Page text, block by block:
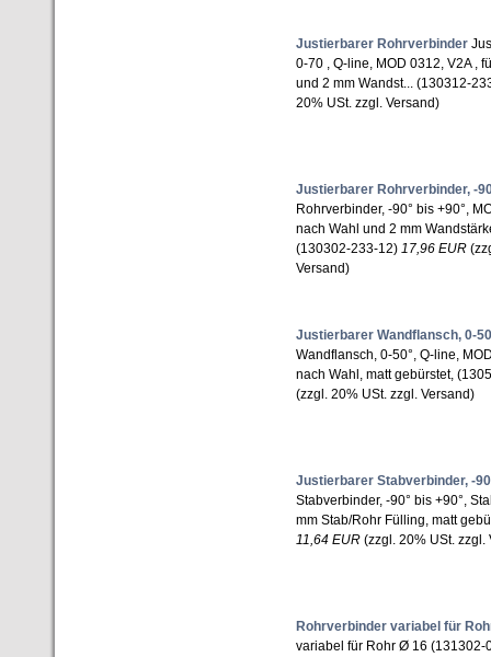
Justierbarer Rohrverbinder
0-70 , Q-line, MOD 0312, V2A ,
und 2 mm Wandst... (130312-
20% USt. zzgl. Versand)
Justierbarer Rohrverbinder, -
Rohrverbinder, -90° bis +90°,
nach Wahl und 2 mm
(130302-233-12) 17,96 EUR
Versand)
Justierbarer Wandflansch, 0-
Wandflansch, 0-50°, Q-line,
nach Wahl, matt gebürstet,
(zzgl. 20% USt. zzgl. Versand)
Justierbarer Stabverbinder, -
Stabverbinder, -90° bis +90°,
mm Stab/Rohr Fülling, matt
11,64 EUR (zzgl. 20% USt. zzgl.
Rohrverbinder variabel für
variabel für Rohr Ø 16